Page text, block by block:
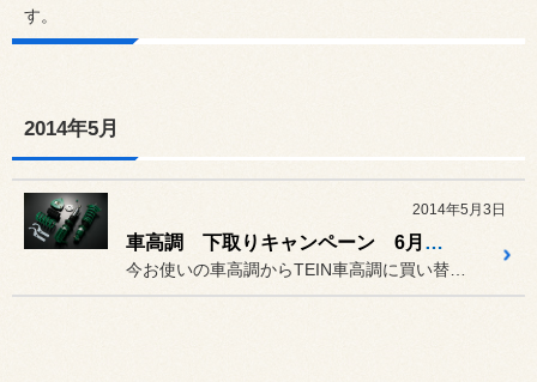
す。
2014年5月
2014年5月3日
車高調 下取りキャンペーン 6月30日まで！